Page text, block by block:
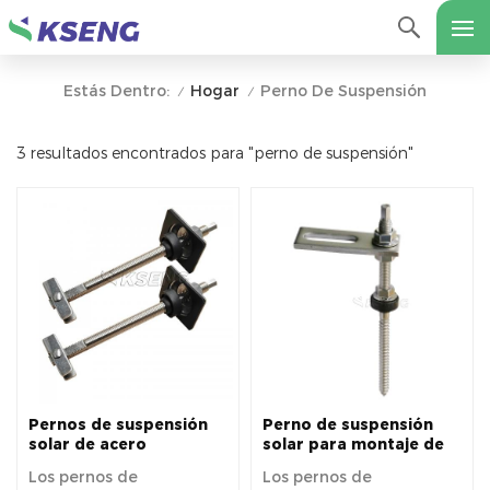
Estás Dentro: / Hogar / Perno De Suspensión
3 resultados encontrados para "perno de suspensión"
Pernos de suspensión
solar de acero
solar
Los pernos de
Perno de suspensión
solar para montaje de
Los pernos de